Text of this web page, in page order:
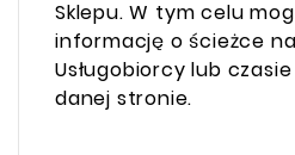
Sklepu. W tym celu
informację o ścieżce
Usługobiorcy lub
danej stronie.